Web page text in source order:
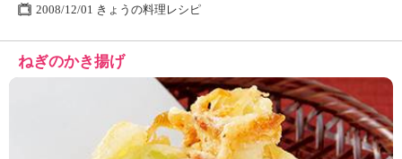
2008/12/01 きょうの料理レシピ
ねぎのかき揚げ